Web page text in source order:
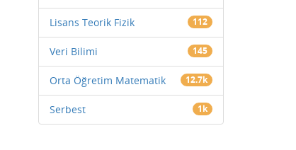
Lisans Teorik Fizik 112
Veri Bilimi 145
Orta Öğretim Matematik 12.7k
Serbest 1k